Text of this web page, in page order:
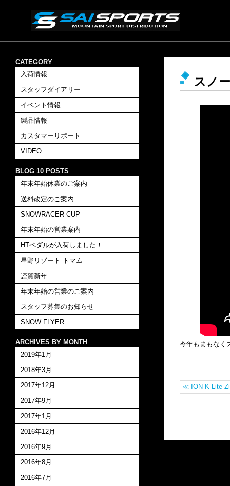
スノ
今年もまもなく
≪ION K-Lite
CATEGORY
入荷情報
スタッフダイアリー
イベント情報
製品情報
カスタマーリポート
VIDEO
BLOG 10 POSTS
年末年始休業のご案内
送料改定のご案内
SNOWRACER CUP
年末年始の営業案内
HTペダルが入荷しました！
星野リゾート トマム
謹賀新年
年末年始の営業のご案内
スタッフ募集のお知らせ
SNOW FLYER
ARCHIVES BY MONTH
2019年1月
2018年3月
2017年12月
2017年9月
2017年1月
2016年12月
2016年9月
2016年8月
2016年7月